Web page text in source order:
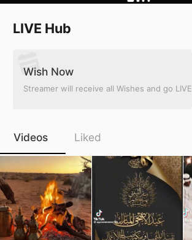
LIVE Hub
Wish Now
Streamer will receive all Wishes and go LIVE
Videos Liked